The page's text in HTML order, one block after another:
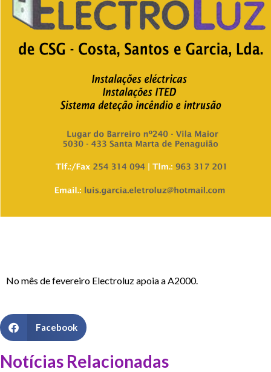
No mês de fevereiro Electroluz apoia a A2000.
Facebook
Notícias Relacionadas